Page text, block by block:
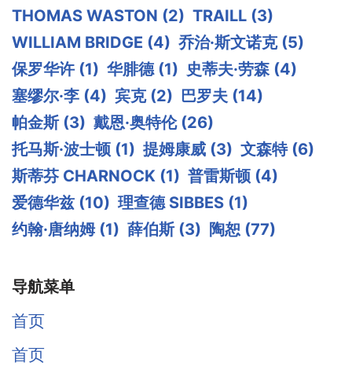
THOMAS WASTON (2) TRAILL (3)
WILLIAM BRIDGE (4) 乔治·斯文诺克 (5)
保罗华许 (1) 华腓德 (1) 史蒂夫·劳森 (4)
塞缪尔·李 (4) 宾克 (2) 巴罗夫 (14)
帕金斯 (3) 戴恩·奥特伦 (26)
托马斯·波士顿 (1) 提姆康威 (3) 文森特 (6)
斯蒂芬 CHARNOCK (1) 普雷斯顿 (4)
爱德华兹 (10) 理查德 SIBBES (1)
约翰·唐纳姆 (1) 薛伯斯 (3) 陶恕 (77)
导航菜单
首页
首页